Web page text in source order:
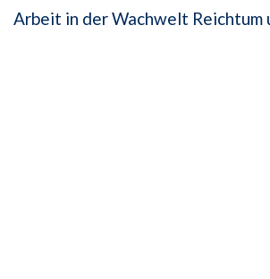
Arbeit in der Wachwelt Reichtum